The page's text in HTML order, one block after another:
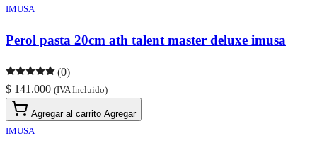
IMUSA
Perol pasta 20cm ath talent master deluxe imusa
(0)
$ 141.000 (IVA Incluido)
Agregar al carrito Agregar
IMUSA